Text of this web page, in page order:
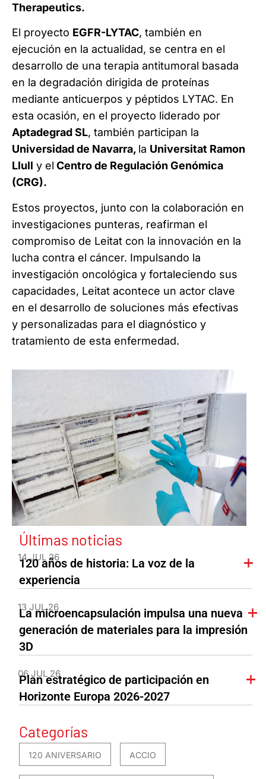
Therapeutics.
El proyecto EGFR-LYTAC, también en
ejecución en la actualidad, se centra en el
desarrollo de una terapia antitumoral basada
en la degradación dirigida de proteínas
mediante anticuerpos y péptidos LYTAC. En
esta ocasión, en el proyecto liderado por
Aptadegrad SL, también participan la
Universidad de Navarra, la Universitat Ramon
Llull y el Centro de Regulación Genómica
(CRG).
Estos proyectos, junto con la colaboración en
investigaciones punteras, reafirman el
compromiso de Leitat con la innovación en la
lucha contra el cáncer. Impulsando la
investigación oncológica y fortaleciendo sus
capacidades, Leitat acontece un actor clave
en el desarrollo de soluciones más efectivas
y personalizadas para el diagnóstico y
tratamiento de esta enfermedad.
Últimas noticias
14 JUL 26
120 años de historia: La voz de la
experiencia
13 JUL 26
La microencapsulación impulsa una nueva
generación de materiales para la impresión
3D
06 JUL 26
Plan estratégico de participación en
Horizonte Europa 2026-2027
Categorías
120 ANIVERSARIO ACCIO